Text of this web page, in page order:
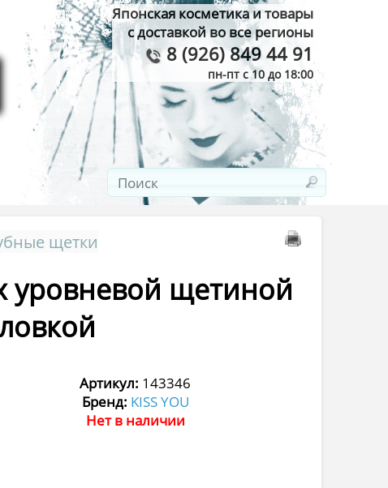
Японская косметика и товары
с доставкой во все регионы
8 (926) 849 44 91
пн-пт с 10 до 18:00
щетки
уровневой щетиной
Артикул: 143346
Бренд: KISS YOU
Нет в наличии